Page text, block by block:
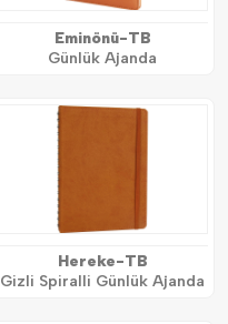
Eminönü-TB
Günlük Ajanda
Hereke-TB
Gizli Spiralli Günlük Ajanda